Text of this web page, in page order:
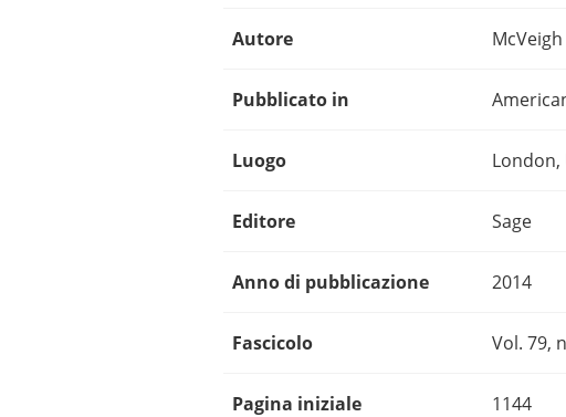
Autore
Pubblicato in
Luogo London,
Editore Sage
Anno di pubblicazione 2014
Fascicolo Vol. 79,
Pagina iniziale 1144